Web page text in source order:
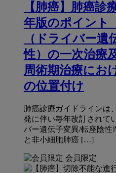
【肺癌】肺癌診
年版のポイン
（ドライバー遺
性）の一次治療
周術期治療にお
の位置付け
肺癌診療ガイドラインは
発に伴い毎年改訂されて
バー遺伝子変異/転座陰
と非小細胞肺癌 […]
会員限定